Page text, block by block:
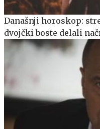
Današnji horoskop:
dvojčki boste delali